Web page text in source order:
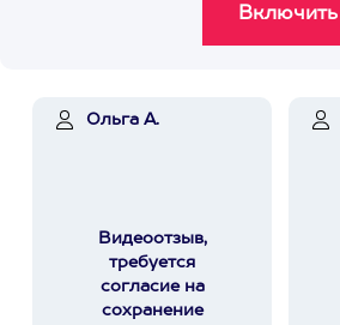
Ольга А.
Видеоотзыв,
требуется
согласие на
сохранение